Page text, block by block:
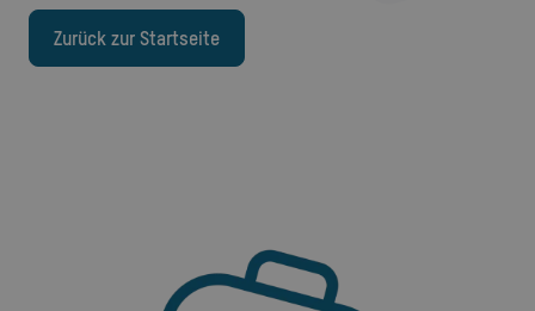
Zurück zur Startseite